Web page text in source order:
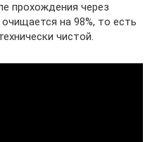
прохождения через
на 98%, то есть
чистой.